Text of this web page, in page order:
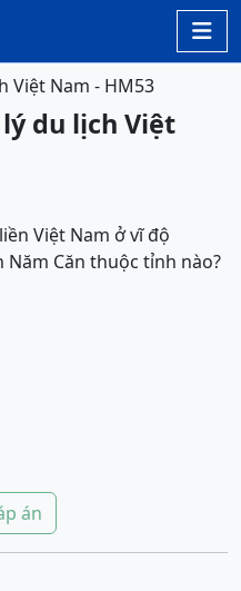

Việt Nam - HM53
lý du lịch Việt
Việt Nam ở vĩ độ
Năm Căn thuộc tỉnh nào?
án